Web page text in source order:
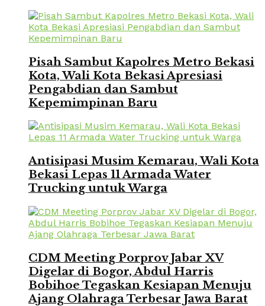
Pisah Sambut Kapolres Metro Bekasi
Kota, Wali Kota Bekasi Apresiasi
Pengabdian dan Sambut
Kepemimpinan Baru
Antisipasi Musim Kemarau, Wali Kota
Bekasi Lepas 11 Armada Water
Trucking untuk Warga
CDM Meeting Porprov Jabar XV
Digelar di Bogor, Abdul Harris
Bobihoe Tegaskan Kesiapan Menuju
Ajang Olahraga Terbesar Jawa Barat